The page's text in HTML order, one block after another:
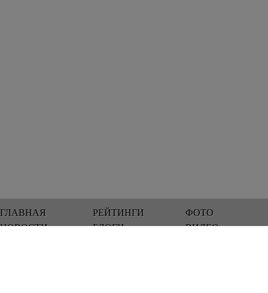
ГЛАВНАЯ
НОВОСТИ
РЕЙТИНГИ
БЛОГИ
ФОТО
ВИДЕО